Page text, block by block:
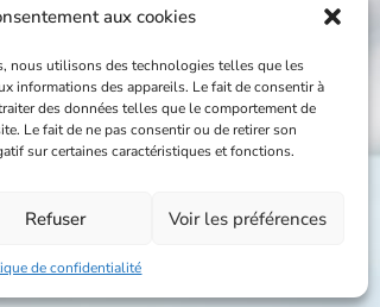
aux cookies
nous utilisons des technologies telles que les
informations des appareils. Le fait de consentir à
des données telles que le comportement de
Le fait de ne pas consentir ou de retirer son
sur certaines caractéristiques et fonctions.
Refuser Voir les préférences
de confidentialité